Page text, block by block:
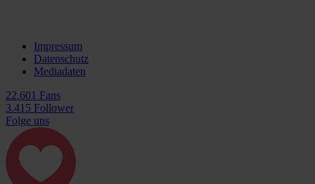
Impressum
Datenschutz
Mediadaten
22.601 Fans
3.415 Follower
Folge uns